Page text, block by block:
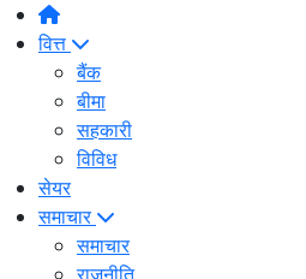
वित्त
बैंक
बीमा
सहकारी
विविध
सेयर
समाचार
समाचार